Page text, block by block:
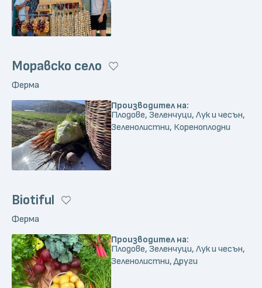
Моравско село
Ферма
Производител на:
Плодове, Зеленчуци, Лук и чесън,
Зеленолистни, Кореноплодни
Biotiful
Ферма
Производител на:
Плодове, Зеленчуци, Лук и чесън,
Зеленолистни, Други